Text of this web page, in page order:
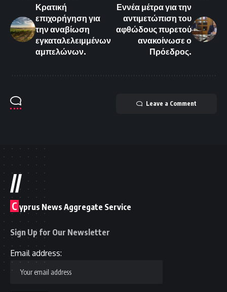
Κρατική
επιχορήγηση για
την αναβίωση
εγκαταλελειμμένων
αμπελώνων.
Εννέα μέτρα για την
αντιμετώπιση του
αφθώδους πυρετού
ανακοίνωσε ο
Πρόεδρος.
Leave a Comment
//
C yprus News Aggregate Service
Sign Up for Our Newsletter
Email address: